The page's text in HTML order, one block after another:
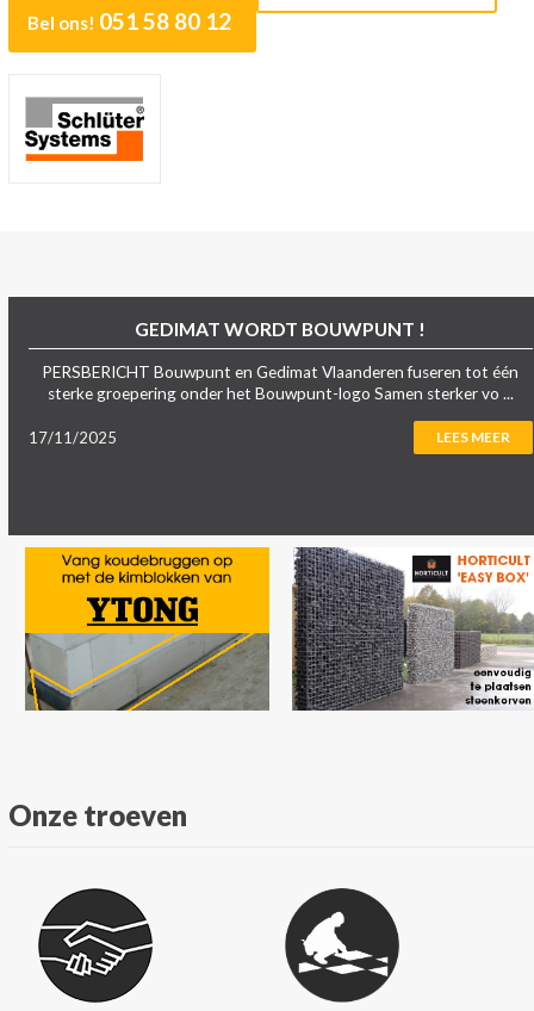
Bel ons! 051 58 80 12
GEDIMAT WORDT BOUWPUNT !
PERSBERICHT Bouwpunt en Gedimat Vlaanderen fuseren tot één
sterke groepering onder het Bouwpunt-logo Samen sterker vo ...
17/11/2025 LEES MEER
Onze troeven